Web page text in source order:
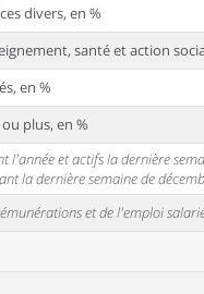
divers, en %
santé et action
en %
plus, en %
l'année et actifs la dernière
la dernière semaine de
et de l'emploi